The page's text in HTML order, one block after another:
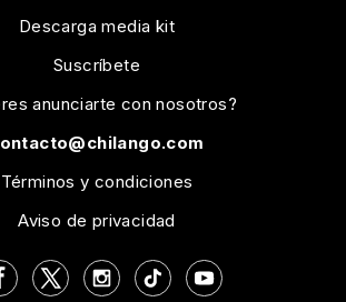
Descarga media kit
Suscríbete
anunciarte con nosotros?
Términos y condiciones
Aviso de privacidad